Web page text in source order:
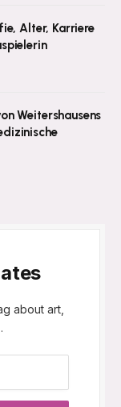
Alter, Karriere
Weitershausens
about art,